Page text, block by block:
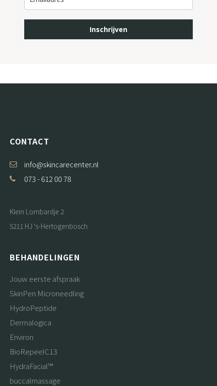
Inschrijven
CONTACT
info@skincarecenter.nl
073 - 612 00 78
Klein Lombardje 2
5211 HJ 's-Hertogenbosch
BEHANDELINGEN
Jouw eerste afspraak
SkinPen Microneedling
HydroPeptide
Dermalogica
Environ
BioRepeelC13
HydraFacial™
buccalmassage